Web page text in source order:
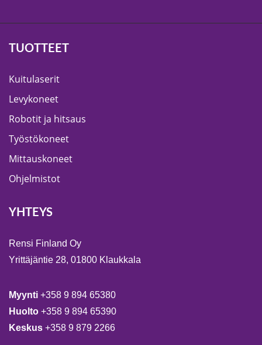
TUOTTEET
Kuitulaserit
Levykoneet
Robotit ja hitsaus
Työstökoneet
Mittauskoneet
Ohjelmistot
YHTEYS
Rensi Finland Oy
Yrittäjäntie 28, 01800 Klaukkala
Myynti +358 9 894 65380
Huolto +358 9 894 65390
Keskus +358 9 879 2266